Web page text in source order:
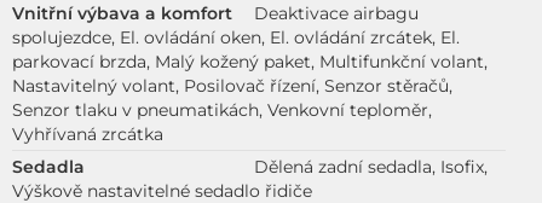
Vnitřní výbava a komfort
Deaktivace airbagu
spolujezdce, El. ovládání oken, El. ovládání zrcátek, El.
parkovací brzda, Malý kožený paket, Multifunkční volant,
Nastavitelný volant, Posilovač řízení, Senzor stěračů,
Senzor tlaku v pneumatikách, Venkovní teploměr,
Vyhřívaná zrcátka
Sedadla
Dělená zadní sedadla, Isofix,
Výškově nastavitelné sedadlo řidiče